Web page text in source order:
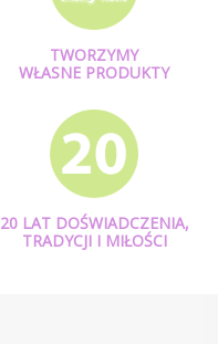
TWORZYMY
WŁASNE PRODUKTY
20 LAT DOŚWIADCZENIA,
TRADYCJI I MIŁOŚCI